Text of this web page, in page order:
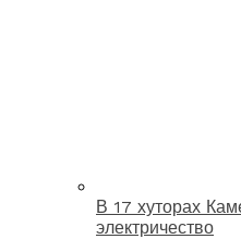
В 17 хуторах
электричество